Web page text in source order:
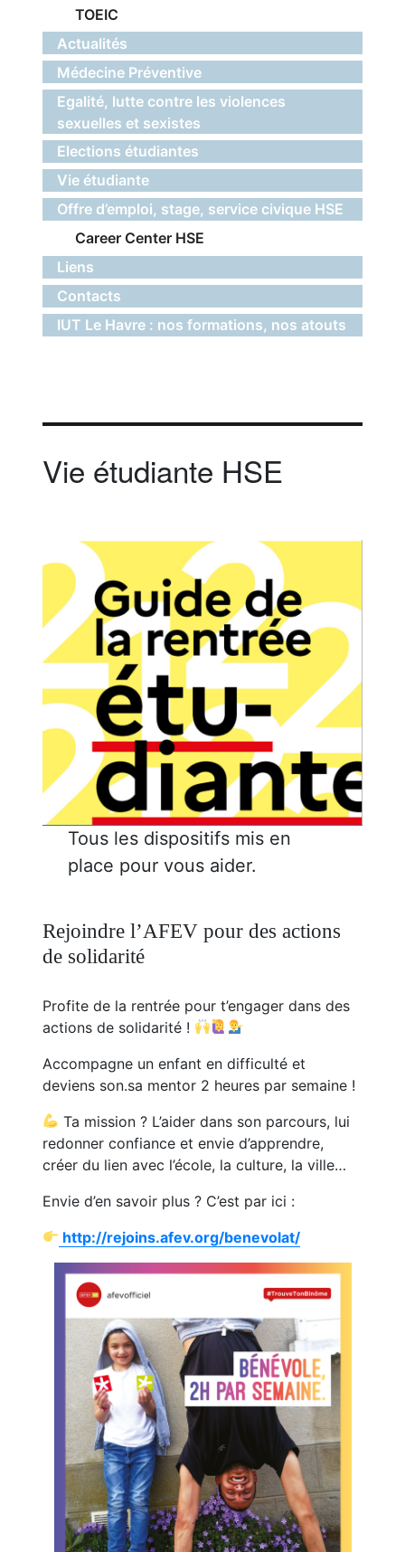
TOEIC
Actualités
Médecine Préventive
Egalité, lutte contre les violences
sexuelles et sexistes
Elections étudiantes
Vie étudiante
Offre d’emploi, stage, service civique HSE
Career Center HSE
Liens
Contacts
IUT Le Havre : nos formations, nos atouts
Vie étudiante HSE
Tous les dispositifs mis en
place pour vous aider.
Rejoindre l’AFEV pour des actions
de solidarité
Profite de la rentrée pour t’engager dans des
actions de solidarité !
Accompagne un enfant en difficulté et
deviens son.sa mentor 2 heures par semaine !
Ta mission ? L’aider dans son parcours, lui
redonner confiance et envie d’apprendre,
créer du lien avec l’école, la culture, la ville…
Envie d’en savoir plus ? C’est par ici :
http://rejoins.afev.org/benevolat/